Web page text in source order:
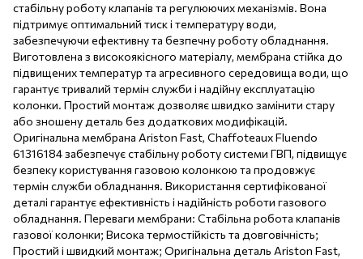
стабільну роботу клапанів та регулюючих механізмів. Вона
підтримує оптимальний тиск і температуру води,
забезпечуючи ефективну та безпечну роботу обладнання.
Виготовлена з високоякісного матеріалу, мембрана стійка до
підвищених температур та агресивного середовища води, що
гарантує тривалий термін служби і надійну експлуатацію
колонки. Простий монтаж дозволяє швидко замінити стару
або зношену деталь без додаткових модифікацій.
Оригінальна мембрана Ariston Fast, Chaffoteaux Fluendo
61316184 забезпечує стабільну роботу системи ГВП, підвищує
безпеку користування газовою колонкою та продовжує
термін служби обладнання. Використання сертифікованої
деталі гарантує ефективність і надійність роботи газового
обладнання. Переваги мембрани: Стабільна робота клапанів
газової колонки; Висока термостійкість та довговічність;
Простий і швидкий монтаж; Оригінальна деталь Ariston Fast,